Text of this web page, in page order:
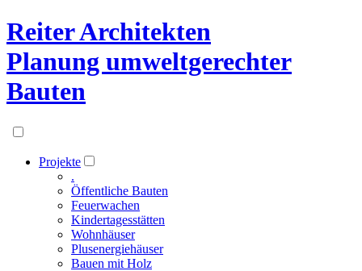
Reiter Architekten
Planung umweltgerechter
Bauten
Projekte
.
Öffentliche Bauten
Feuerwachen
Kindertagesstätten
Wohnhäuser
Plusenergiehäuser
Bauen mit Holz